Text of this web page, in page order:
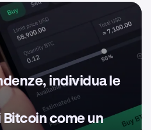
individua le
come un